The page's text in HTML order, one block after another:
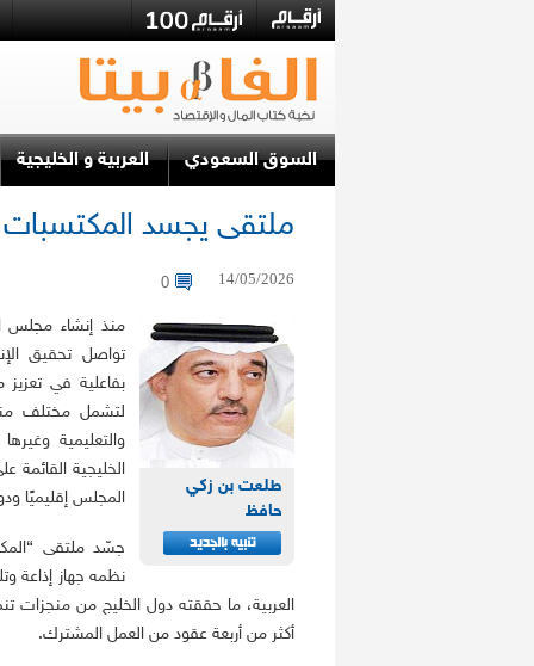
السوق السعودي العربية و الخليجية
ملتقى يجسد المكتسبات
14/05/2026
0
طلعت بن زكي
حافظ
تواصل تحقيق
بفاعلية في تعزيز
لتشمل مختلف
والتعليمية
الخليجية
المجلس إقليميًا
جسّد ملتقى
نظمه جهاز إذاعة
العربية، ما حققته دول الخليج من منجزات
أكثر من أربعة عقود من العمل المشترك.